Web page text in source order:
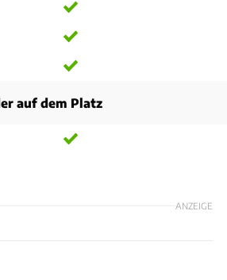
auf dem Platz
ANZEIGE